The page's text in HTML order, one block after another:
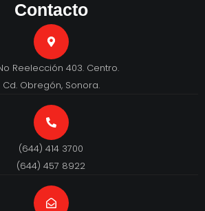
Contacto
Reelección 403. Centro.
Cd. Obregón, Sonora.
(644) 414 3700
(644) 457 8922